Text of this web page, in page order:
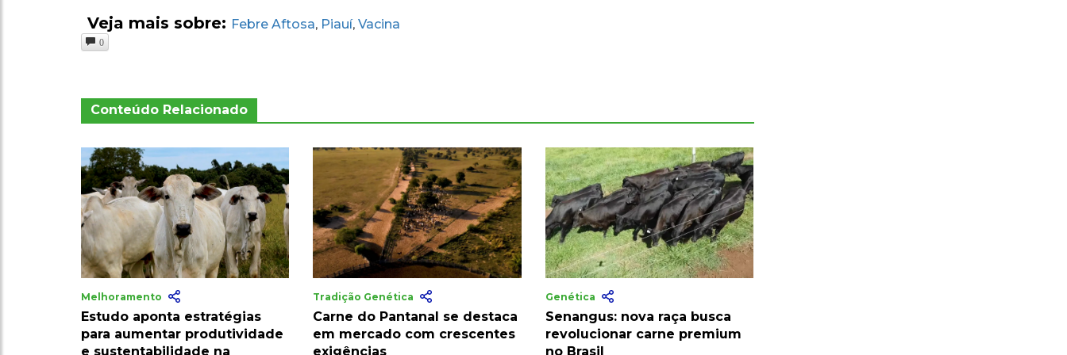
Veja mais sobre: Febre Aftosa, Piauí, Vacina
0
Conteúdo Relacionado
Melhoramento
Estudo aponta estratégias
para aumentar produtividade
e sustentabilidade na
Tradição Genética
Carne do Pantanal se destaca
em mercado com crescentes
exigências
Genética
Senangus: nova raça busca
revolucionar carne premium
no Brasil